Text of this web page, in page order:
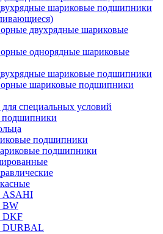
шариковые подшипники
двухрядные шариковые
однорядные шариковые
шариковые подшипники
шариковые подшипники
специальных условий
подшипники
подшипники
подшипники
ASAHI
BW
DKF